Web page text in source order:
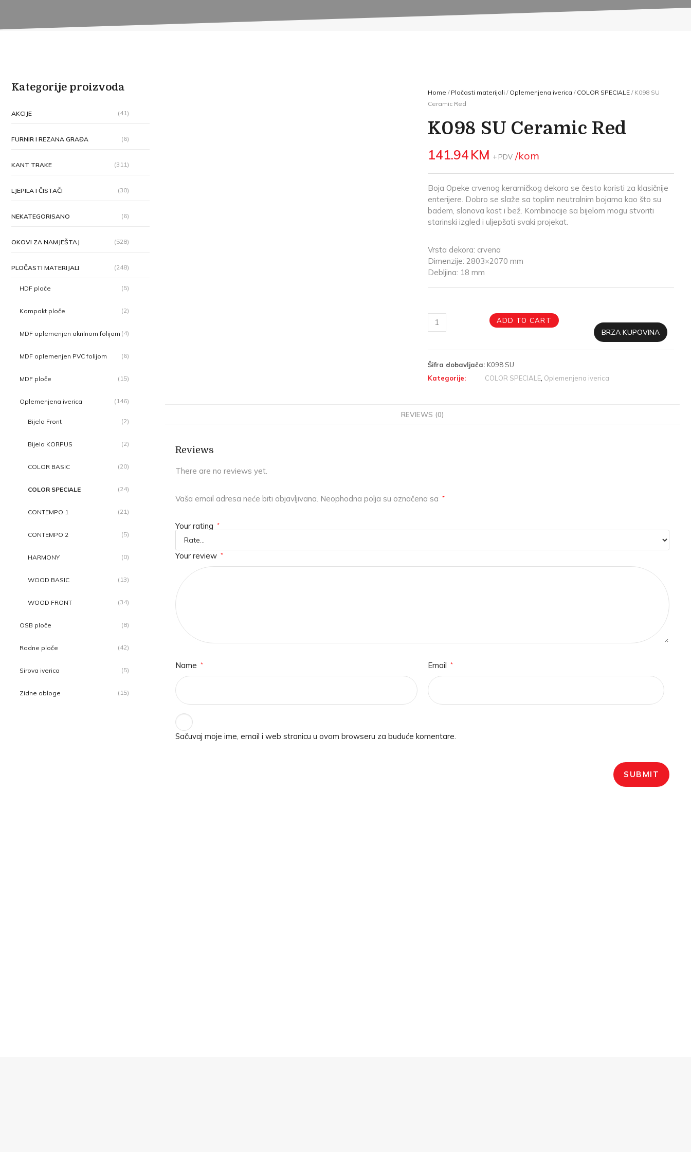
Kategorije proizvoda
AKCIJE (41)
FURNIR I REZANA GRAĐA (6)
KANT TRAKE (311)
LJEPILA I ČISTAČI (30)
NEKATEGORISANO (6)
OKOVI ZA NAMJEŠTAJ (528)
PLOČASTI MATERIJALI (248)
HDF ploče (5)
Kompakt ploče (2)
MDF oplemenjen akrilnom folijom (4)
MDF oplemenjen PVC folijom (6)
MDF ploče (15)
Oplemenjena iverica (146)
Bijela Front (2)
Bijela KORPUS (2)
COLOR BASIC (20)
COLOR SPECIALE (24)
CONTEMPO 1 (21)
CONTEMPO 2 (5)
HARMONY (0)
WOOD BASIC (13)
WOOD FRONT (34)
OSB ploče (8)
Radne ploče (42)
Sirova iverica (5)
Zidne obloge (15)
Home / Pločasti materijali / Oplemenjena iverica / COLOR SPECIALE/ K098 SU
Ceramic Red
K098 SU Ceramic Red
141.94KM + PDV /kom
Boja Opeke crvenog keramičkog dekora se često koristi za klasičnije
enterijere. Dobro se slaže sa toplim neutralnim bojama kao što su
badem, slonova kost i bež. Kombinacije sa bijelom mogu stvoriti
starinski izgled i uljepšati svaki projekat.
Vrsta dekora: crvena
Dimenzije: 2803×2070 mm
Debljina: 18 mm
ADD TO CART
BRZA KUPOVINA
Šifra dobavljača: K098 SU
Kategorije:
COLOR SPECIALE, Oplemenjena iverica
REVIEWS (0)
Reviews
There are no reviews yet.
Vaša email adresa neće biti objavljivana. Neophodna polja su označena sa *
Your rating *
Your review *
Name * Email *
Sačuvaj moje ime, email i web stranicu u ovom browseru za buduće komentare.